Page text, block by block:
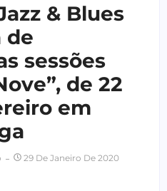
& Blues
de
sessões
de 22
em
29 De Janeiro De 2020